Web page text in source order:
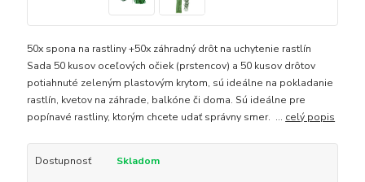
50x spona na rastliny +50x záhradný drôt na uchytenie rastlín
Sada 50 kusov oceľových očiek (prstencov) a 50 kusov drôtov
potiahnuté zeleným plastovým krytom, sú ideálne na pokladanie
rastlín, kvetov na záhrade, balkóne či doma. Sú ideálne pre
popínavé rastliny, ktorým chcete udať správny smer. ... celý popis
Dostupnosť Skladom